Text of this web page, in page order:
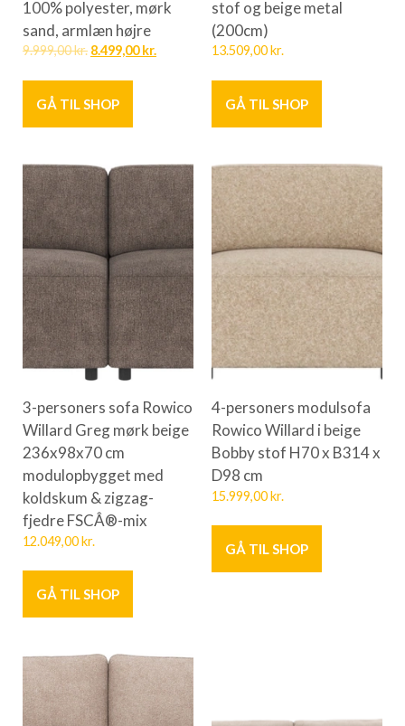
100% polyester, mørk
sand, armlæn højre
9.999,00kr. 8.499,00kr.
GÅ TIL SHOP
stof og beige metal
(200cm)
13.509,00kr.
GÅ TIL SHOP
3-personers sofa Rowico
Willard Greg mørk beige
236x98x70 cm
modulopbygget med
koldskum & zigzag-
fjedre FSCÂ®-mix
12.049,00kr.
GÅ TIL SHOP
4-personers modulsofa
Rowico Willard i beige
Bobby stof H70 x B314 x
D98 cm
15.999,00kr.
GÅ TIL SHOP